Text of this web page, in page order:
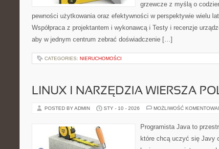
grzewcze z myślą o
pewności użytkowania oraz efektywności w perspektywie wielu
Współpraca z projektantem i wykonawcą i Testy i recenzje
aby w jednym centrum zebrać doświadczenie […]
CATEGORIES: NIERUCHOMOŚCI
LINUX I NARZĘDZIA WIERSZA
POSTED BY ADMIN STY - 10 - 2026 MOŻLIWOŚĆ
Programista Java to
które chcą uczyć się Javy